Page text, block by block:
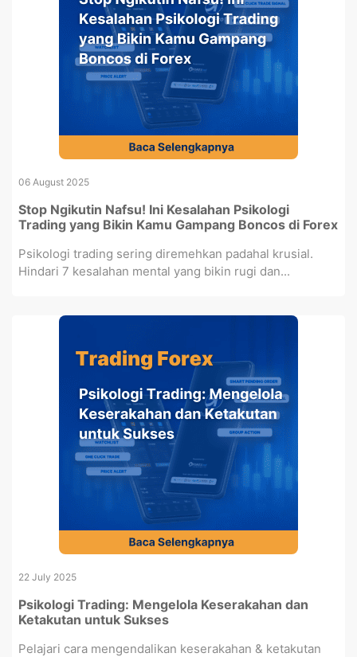
06 August 2025
Stop Ngikutin Nafsu! Ini Kesalahan Psikologi
Trading yang Bikin Kamu Gampang Boncos di Forex
Psikologi trading sering diremehkan padahal krusial.
Hindari 7 kesalahan mental yang bikin rugi dan...
22 July 2025
Psikologi Trading: Mengelola Keserakahan dan
Ketakutan untuk Sukses
Pelajari cara mengendalikan keserakahan & ketakutan